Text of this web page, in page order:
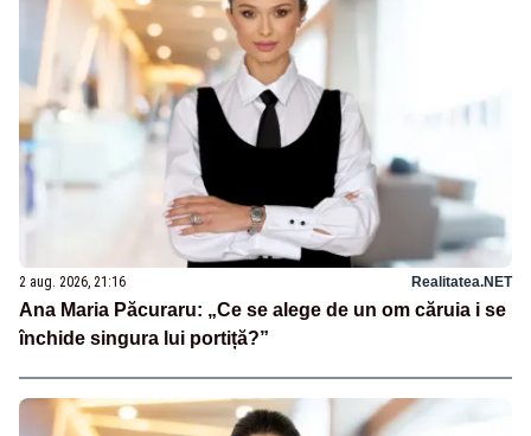
2 aug. 2026, 21:16 Realitatea.NET
Ana Maria Păcuraru: „Ce se alege de un om căruia i se
închide singura lui portiță?”